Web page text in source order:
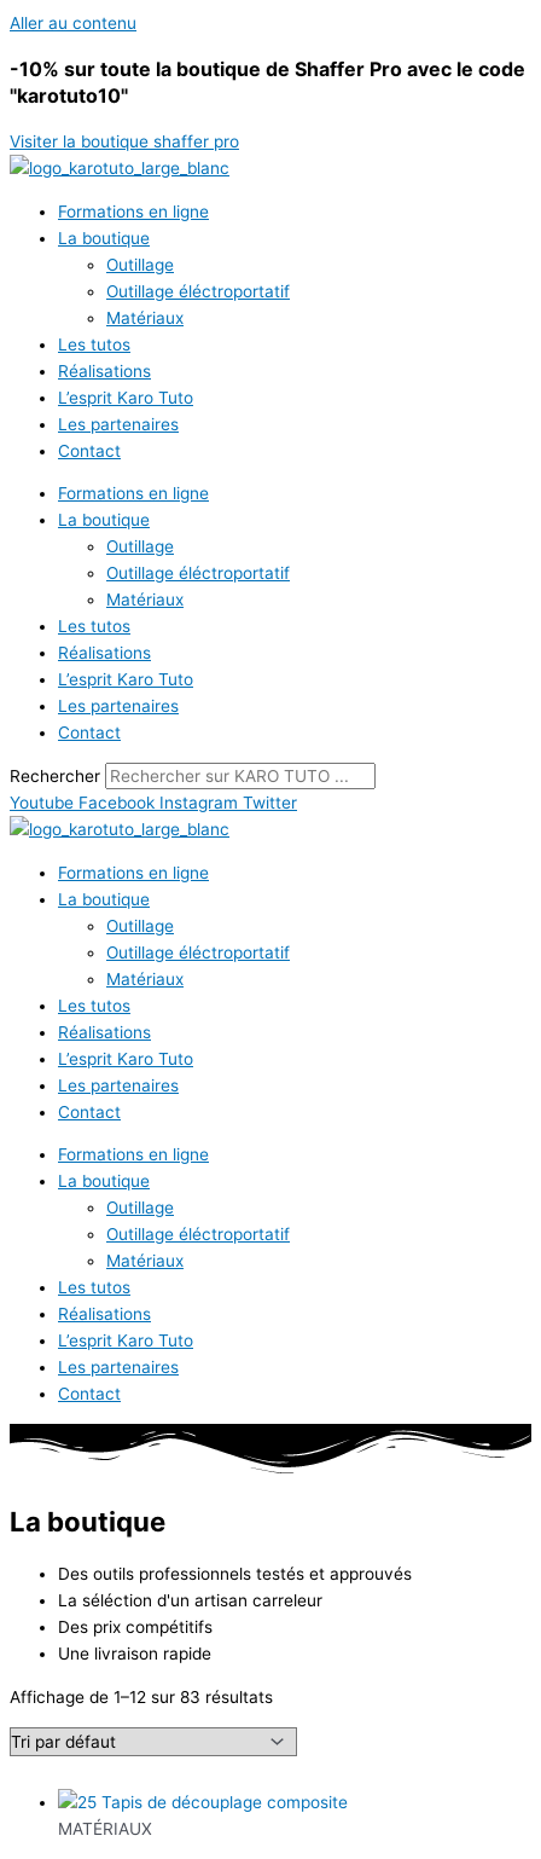
Aller au contenu
-10% sur toute la boutique de Shaffer Pro avec le code
"karotuto10"
Visiter la boutique shaffer pro
Formations en ligne
La boutique
Outillage
Outillage éléctroportatif
Matériaux
Les tutos
Réalisations
L’esprit Karo Tuto
Les partenaires
Contact
Formations en ligne
La boutique
Outillage
Outillage éléctroportatif
Matériaux
Les tutos
Réalisations
L’esprit Karo Tuto
Les partenaires
Contact
Rechercher
Youtube Facebook Instagram Twitter
Formations en ligne
La boutique
Outillage
Outillage éléctroportatif
Matériaux
Les tutos
Réalisations
L’esprit Karo Tuto
Les partenaires
Contact
Formations en ligne
La boutique
Outillage
Outillage éléctroportatif
Matériaux
Les tutos
Réalisations
L’esprit Karo Tuto
Les partenaires
Contact
La boutique
Des outils professionnels testés et approuvés
La séléction d'un artisan carreleur
Des prix compétitifs
Une livraison rapide
Affichage de 1–12 sur 83 résultats
MATÉRIAUX